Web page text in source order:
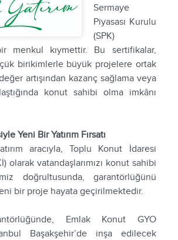
Sermaye
Piyasası Kurulu
(SPK)
menkul kıymettir. Bu sertifikalar,
birikimlerle büyük projelere ortak
artışından kazanç sağlama veya
konut sahibi olma imkânı
Yeni Bir Yatırım Fırsatı
aracıyla, Toplu Konut İdaresi
olarak vatandaşlarımızı konut sahibi
doğrultusunda, garantörlüğünü
bir proje hayata geçirilmektedir.
Emlak Konut GYO
Başakşehir’de inşa edilecek